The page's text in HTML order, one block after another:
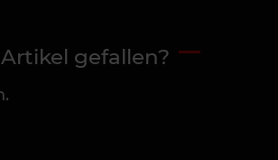
gefallen?